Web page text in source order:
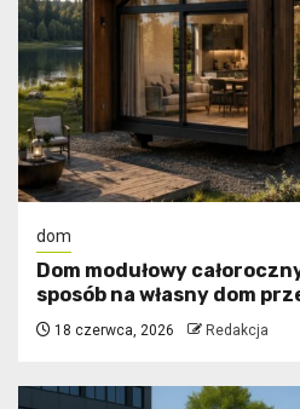
dom
Dom modułowy
sposób na własny dom
18 czerwca, 2026 Redakcja